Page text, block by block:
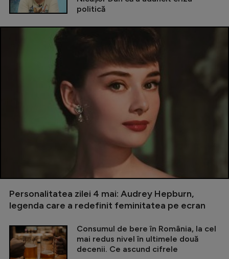
politică
Personalitatea zilei 4 mai: Audrey Hepburn,
legenda care a redefinit feminitatea pe ecran
Consumul de bere în România, la cel
mai redus nivel în ultimele două
decenii. Ce ascund cifrele